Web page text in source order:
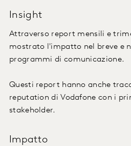
Insight
Attraverso report mensili e
mostrato l'impatto nel breve e
programmi di comunicazione.
Questi report hanno anche
reputation di Vodafone con i
stakeholder.
Impatto